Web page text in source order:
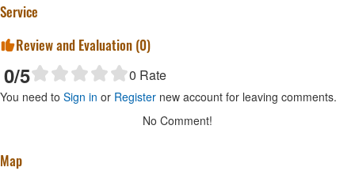
Service
Review and Evaluation (0)
0/5 0 Rate
You need to Sign in or Register new account for leaving comments.
No Comment!
Map